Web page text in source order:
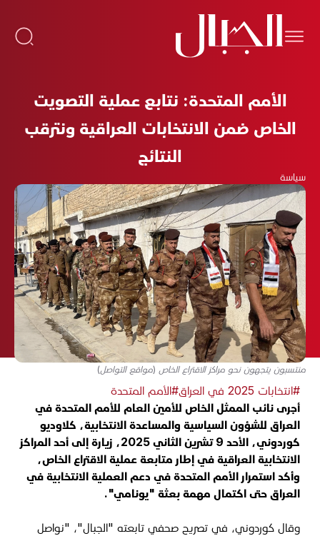
الأمم المتحدة: نتابع عملية التصويت
الخاص ضمن الانتخابات العراقية ونترقب
النتائج
سياسة
منتسبون يتجهون نحو مراكز الاقتراع الخاص (مواقع التواصل)
#انتخابات 2025 في العراق
#الأمم المتحدة
أجرى نائب الممثل الخاص للأمين العام للأمم المتحدة في
العراق للشؤون السياسية والمساعدة الانتخابية، كلاوديو
كوردوني، الأحد 9 تشرين الثاني 2025، زيارة إلى أحد المراكز
الانتخابية العراقية في إطار متابعة عملية الاقتراع الخاص،
وأكد استمرار الأمم المتحدة في دعم العملية الانتخابية في
العراق حتى اكتمال مهمة بعثة "يونامي".
وقال كوردوني، في تصريح صحفي تابعته "الجبال"، "نواصل